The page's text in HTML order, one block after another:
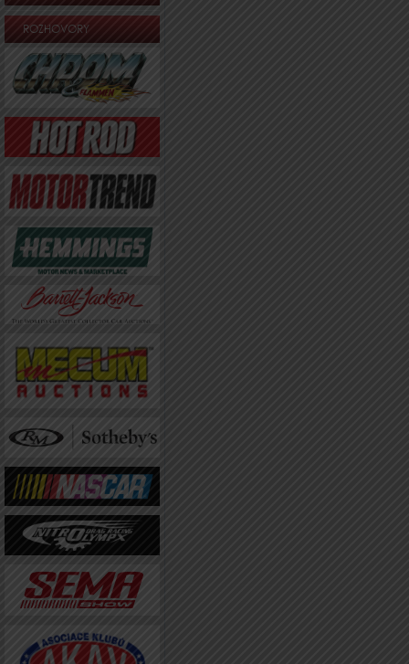
ROZHOVORY